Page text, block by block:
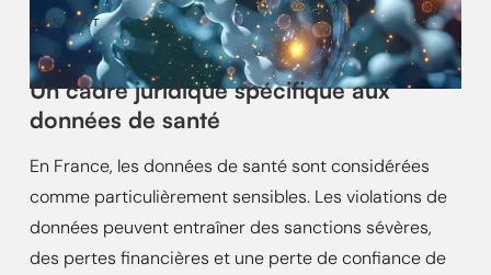
CONSTAT
Un cadre juridique spécifique aux
données de santé
En France, les données de santé sont considérées
comme particulièrement sensibles. Les violations de
données peuvent entraîner des sanctions sévères,
des pertes financières et une perte de confiance de